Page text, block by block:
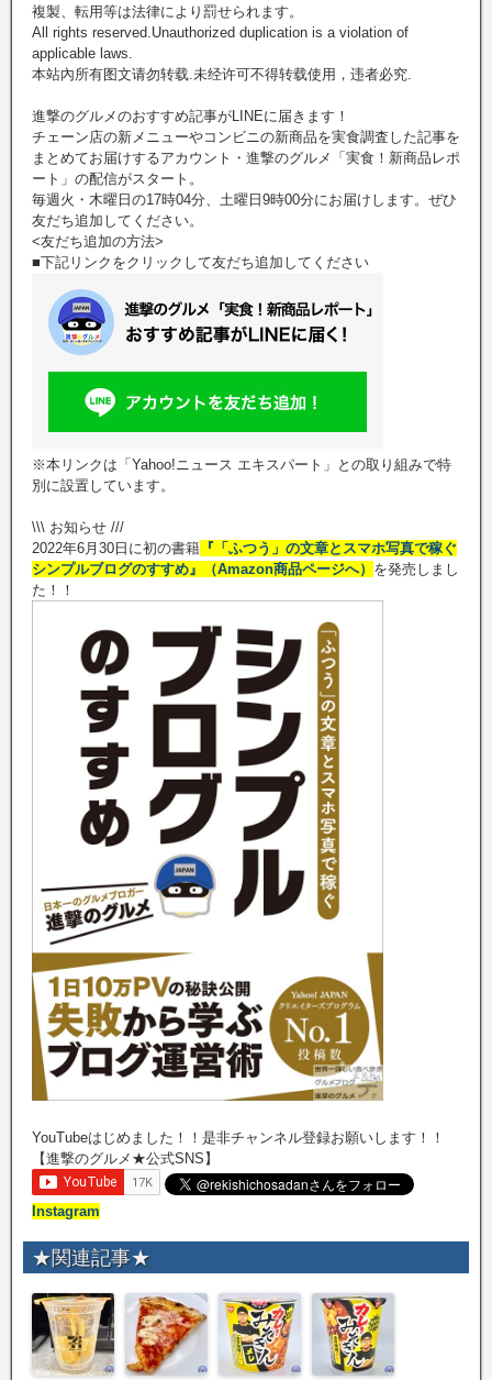
複製、転用等は法律により罰せられます。
All rights reserved.Unauthorized duplication is a violation of
applicable laws.
本站內所有图文请勿转载.未经许可不得转载使用，违者必究.
進撃のグルメのおすすめ記事がLINEに届きます！
チェーン店の新メニューやコンビニの新商品を実食調査した記事を
まとめてお届けするアカウント・進撃のグルメ「実食！新商品レポ
ート」の配信がスタート。
毎週火・木曜日の17時04分、土曜日9時00分にお届けします。ぜひ
友だち追加してください。
<友だち追加の方法>
■下記リンクをクリックして友だち追加してください
※本リンクは「Yahoo!ニュース エキスパート」との取り組みで特
別に設置しています。
\\\ お知らせ ///
2022年6月30日に初の書籍 『「ふつう」の文章とスマホ写真で稼ぐ
シンプルブログのすすめ』（Amazon商品ページへ） を発売しまし
た！！
YouTubeはじめました！！是非チャンネル登録お願いします！！
【進撃のグルメ★公式SNS】
Instagram
★関連記事★